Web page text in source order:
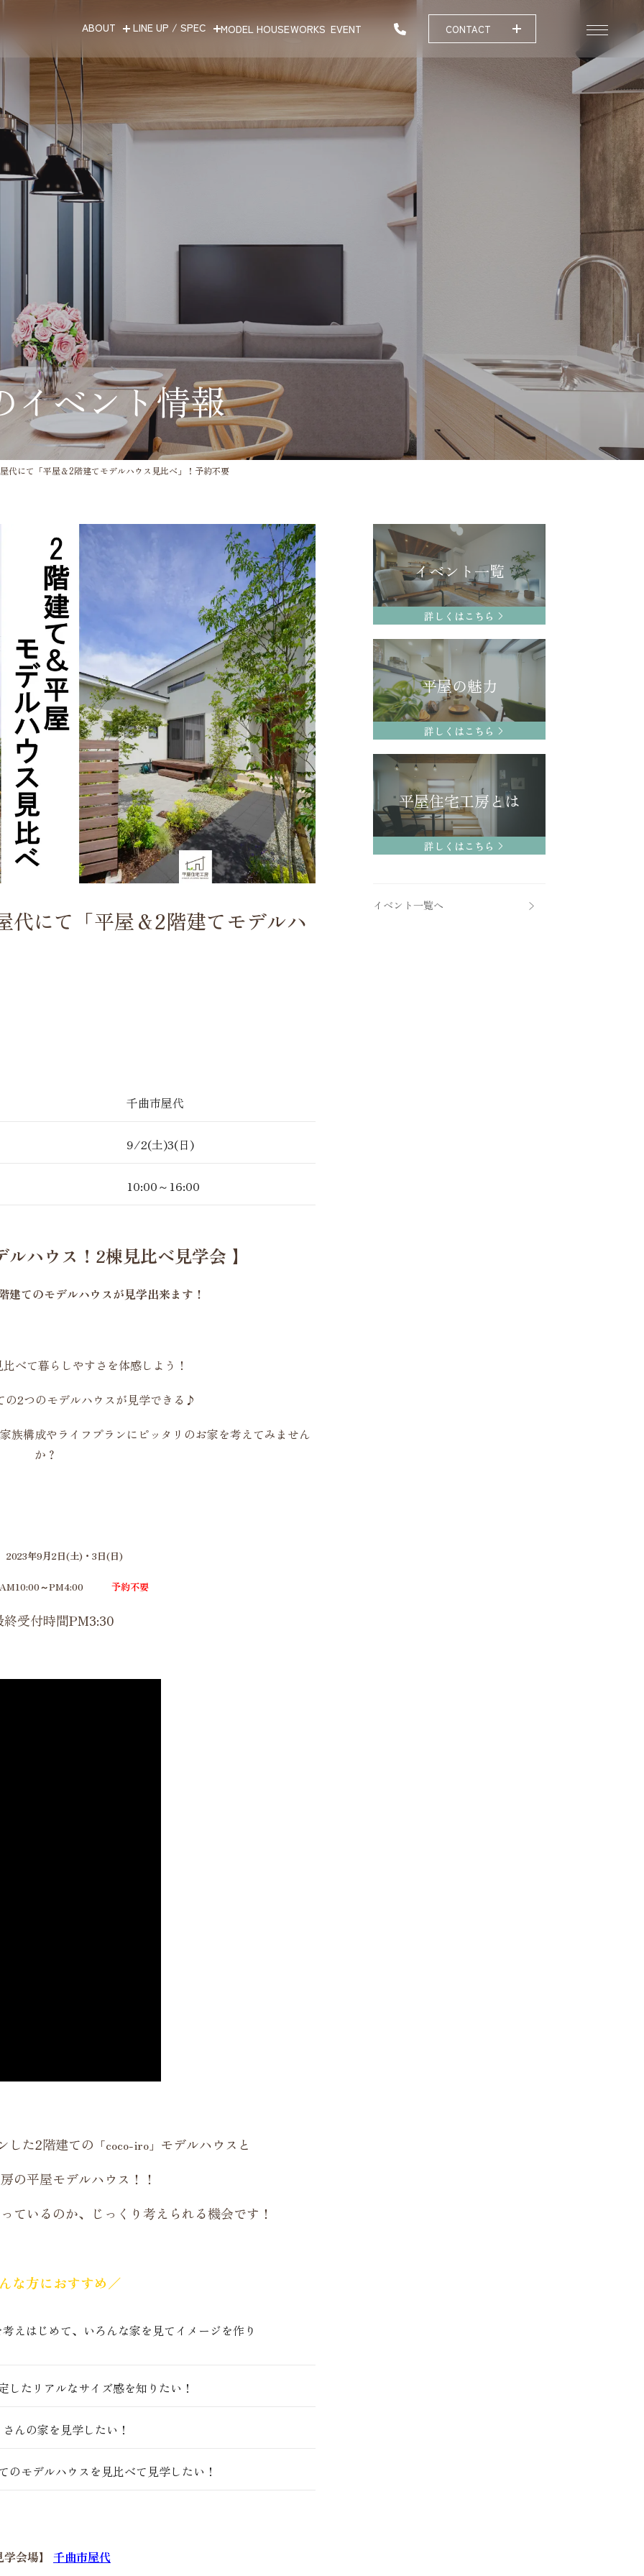
ABOUT LINE UP / SPEC MODEL HOUSEWORKS EVENT CONTACT
イベント情報
にて「平屋＆2階建てモデルハウス見比べ」！予約不要
にて「平屋＆2階建てモデルハ
千曲市屋代
9/2(土)3(日)
10:00～16:00
ハウス！2棟見比べ見学会 】
建てのモデルハウスが見学出来ます！
べて暮らしやすさを体感しよう！
の2つのモデルハウスが見学できる♪
族構成やライフプランにピッタリのお家を考えてみません
か？
年9月2日(土)・3日(日)
～PM4:00 予約不要
受付時間PM3:30
した2階建ての 「coco-iro」 モデルハウスと
の平屋モデルハウス！！
ているのか、じっくり考えられる機会です！
な方におすすめ／
えはじめて、いろんな家を見てイメージを作り
したリアルなサイズ感を知りたい！
んの家を見学したい！
のモデルハウスを見比べて見学したい！
会場】 千曲市屋代
イベント一覧
詳しくはこちら
平屋の魅力
詳しくはこちら
平屋住宅工房とは
詳しくはこちら
イベント一覧へ